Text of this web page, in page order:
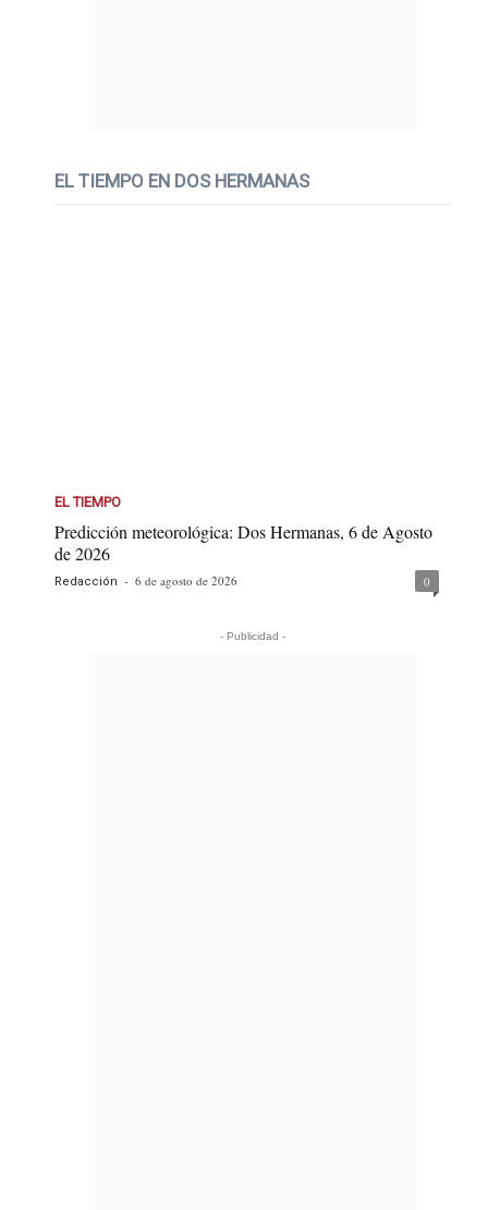
EL TIEMPO EN DOS HERMANAS
EL TIEMPO
Predicción meteorológica: Dos Hermanas, 6 de Agosto
de 2026
Redacción - 6 de agosto de 2026 0
- Publicidad -